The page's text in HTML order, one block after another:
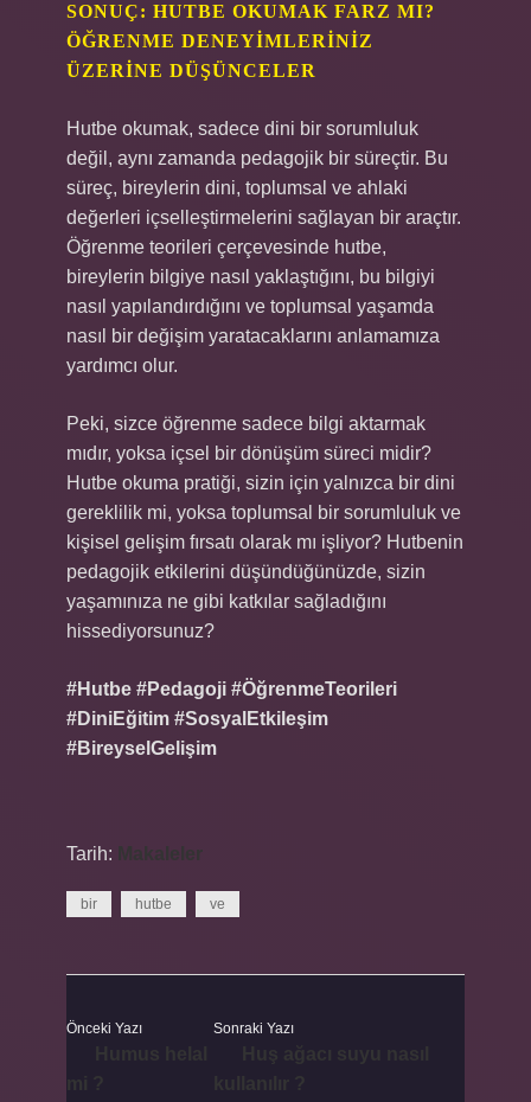
SONUÇ: HUTBE OKUMAK FARZ MI?
ÖĞRENME DENEYIMLERINIZ
ÜZERINE DÜŞÜNCELER
Hutbe okumak, sadece dini bir sorumluluk
değil, aynı zamanda pedagojik bir süreçtir. Bu
süreç, bireylerin dini, toplumsal ve ahlaki
değerleri içselleştirmelerini sağlayan bir araçtır.
Öğrenme teorileri çerçevesinde hutbe,
bireylerin bilgiye nasıl yaklaştığını, bu bilgiyi
nasıl yapılandırdığını ve toplumsal yaşamda
nasıl bir değişim yaratacaklarını anlamamıza
yardımcı olur.
Peki, sizce öğrenme sadece bilgi aktarmak
mıdır, yoksa içsel bir dönüşüm süreci midir?
Hutbe okuma pratiği, sizin için yalnızca bir dini
gereklilik mi, yoksa toplumsal bir sorumluluk ve
kişisel gelişim fırsatı olarak mı işliyor? Hutbenin
pedagojik etkilerini düşündüğünüzde, sizin
yaşamınıza ne gibi katkılar sağladığını
hissediyorsunuz?
#Hutbe #Pedagoji #ÖğrenmeTeorileri
#DiniEğitim #SosyalEtkileşim
#BireyselGelişim
Tarih: Makaleler
bir hutbe ve
Önceki Yazı Sonraki Yazı